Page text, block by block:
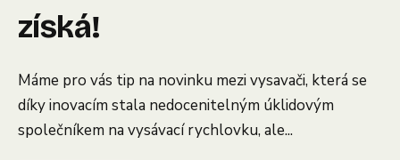
získá!
Máme pro vás tip na novinku mezi vysavači, která se
díky inovacím stala nedocenitelným úklidovým
společníkem na vysávací rychlovku, ale...